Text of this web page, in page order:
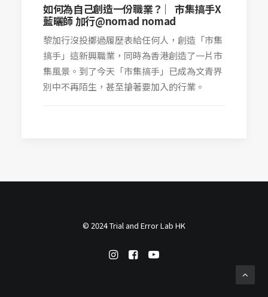
如何為自己創造一份職業？ ︳市集搞手X
藍曬師 加行@nomad nomad
黎加行沒投擲過履歷表給任何人，創造「市集
搞手」這新興職業，同時為香港創造了一片市
集風景。到了今天「市集搞手」已成為文青界
別中不再陌生，甚至搶著要加入的行業。
© 2024 Trial and Error Lab HK